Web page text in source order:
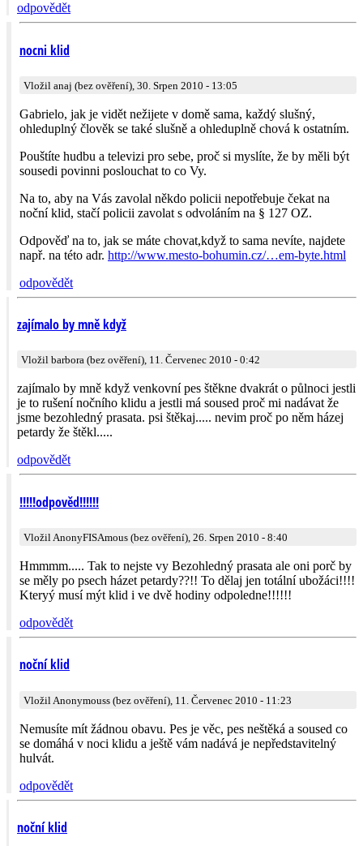
odpovědět
nocni klid
Vložil anaj (bez ověření), 30. Srpen 2010 - 13:05
Gabrielo, jak je vidět nežijete v domě sama, každý slušný,
ohleduplný člověk se také slušně a ohleduplně chová k ostatním.
Pouštíte hudbu a televizi pro sebe, proč si myslíte, že by měli být
sousedi povinni poslouchat to co Vy.
Na to, aby na Vás zavolal někdo policii nepotřebuje čekat na
noční klid, stačí policii zavolat s odvoláním na § 127 OZ.
Odpověď na to, jak se máte chovat,když to sama nevíte, najdete
např. na této adr. http://www.mesto-bohumin.cz/…em-byte.html
odpovědět
zajímalo by mně když
Vložil barbora (bez ověření), 11. Červenec 2010 - 0:42
zajímalo by mně když venkovní pes štěkne dvakrát o půlnoci jestli
je to rušení nočního klidu a jestli má soused proč mi nadávat že
jsme bezohledný prasata. psi štěkaj..... nevim proč po něm házej
petardy že štěkl.....
odpovědět
!!!!!odpověd!!!!!!
Vložil AnonyFISAmous (bez ověření), 26. Srpen 2010 - 8:40
Hmmmm..... Tak to nejste vy Bezohledný prasata ale oni porč by
se měly po psech házet petardy??!! To dělaj jen totální ubožáci!!!!
Kteryý musí mýt klid i ve dvě hodiny odpoledne!!!!!!
odpovědět
noční klid
Vložil Anonymouss (bez ověření), 11. Červenec 2010 - 11:23
Nemusíte mít žádnou obavu. Pes je věc, pes neštěká a soused co
se domáhá v noci klidu a ještě vám nadává je nepředstavitelný
hulvát.
odpovědět
noční klid